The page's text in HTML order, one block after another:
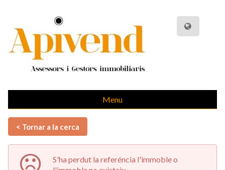
Menu
< Tornar a la cerca
S'ha perdut la referéncia l'immoble o